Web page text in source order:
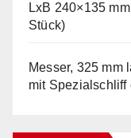
LxB 240×135
Stück)
Messer, 325 mm
mit Spezialschliff